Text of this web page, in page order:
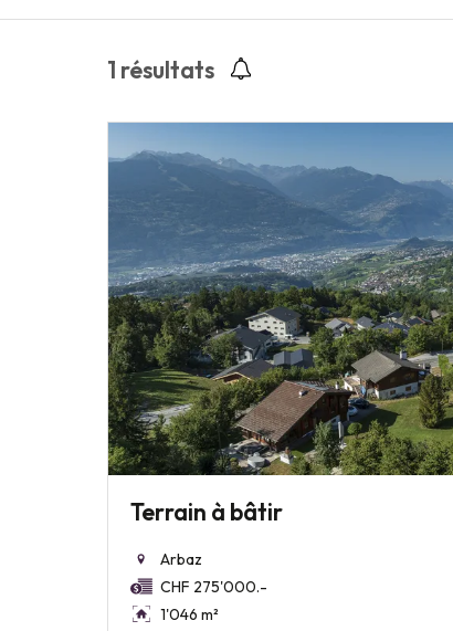
1 résultats
Terrain à bâtir
Arbaz
CHF 275'000.-
1'046 m²